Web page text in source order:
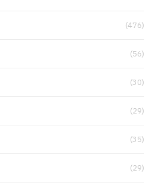
(476)
(56)
(30)
(29)
(35)
(29)